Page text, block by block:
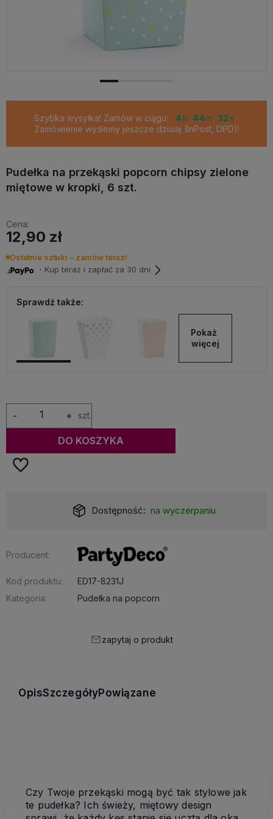
Szybka wysyłka! Zamów w ciągu: 4 44
31
Zamówienie wyślemy jeszcze dzisiaj (InPost, DPD)!
Pudełka na przekąski popcorn chipsy zielone
miętowe w kropki, 6 szt.
Cena:
12,90 zł
Ostatnie sztuki – zamów teraz!
・Kup teraz i zapłać za 30 dni
Sprawdź także:
Pokaż
więcej
+
- szt.
DO KOSZYKA
Dostępność: na wyczerpaniu
Producent:
Kod produktu:
ED17-8231J
Kategoria:
Pudełka na popcorn
zapytaj o produkt
OpisSzczegółyPowiązane
Czy Twoje przekąski mogą być tak stylowe jak
te pudełka? Ich świeży, miętowy design